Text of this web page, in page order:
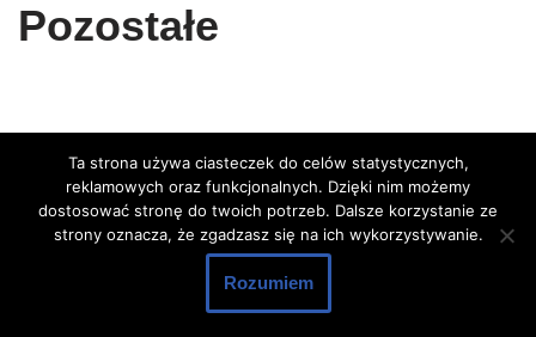
Pozostałe
Neve| Powered byWordPress
Ta strona używa ciasteczek do celów statystycznych,
reklamowych oraz funkcjonalnych. Dzięki nim możemy
dostosować stronę do twoich potrzeb. Dalsze korzystanie ze
strony oznacza, że zgadzasz się na ich wykorzystywanie.
Rozumiem